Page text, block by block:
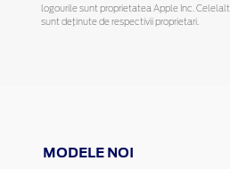
logourile sunt proprietatea Apple Inc.
sunt deținute de respectivii proprietari.
MODELE NOI